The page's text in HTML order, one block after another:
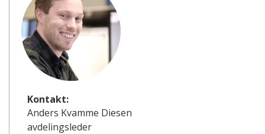
Kontakt:
Anders Kvamme Diesen
avdelingsleder